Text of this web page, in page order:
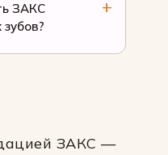
ЗАКС
ЗАКС —